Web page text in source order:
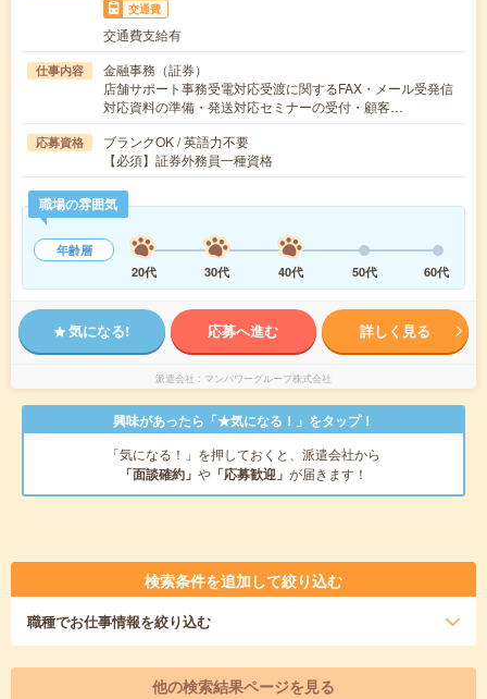
交通費
交通費支給有
仕事内容
金融事務（証券）
店舗サポート事務受電対応受渡に関するFAX・メール受発信
対応資料の準備・発送対応セミナーの受付・顧客…
応募資格
ブランクOK / 英語力不要
【必須】証券外務員一種資格
職場の雰囲気
年齢層
20代
30代 40代 50代 60代
気になる! 応募へ進む 詳しく見る
派遣会社 マンパワーグループ株式会社
興味があったら「★気になる！」をタップ！
「気になる！」を押しておくと、派遣会社から
「面談確約」 や 「応募歓迎」 が届きます！
検索条件を追加して絞り込む
職種でお仕事情報を絞り込む
他の検索結果ページを見る